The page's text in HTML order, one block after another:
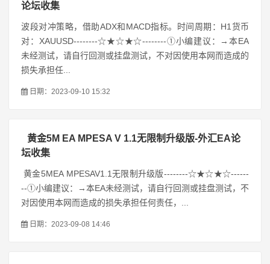
论坛收集
波段对冲策略，借助ADX和MACD指标。时间周期：H1货币
对：XAUUSD--------☆★☆★☆--------①小编建议：→本EA
未经测试，请自行回测或挂盘测试，不对因使用本网而造成的
损失承担任...
日期：2023-09-10 15:32
黄金5M EA MPESA V 1.1无限制升级版-外汇EA论
坛收集
黄金5MEA MPESAV1.1无限制升级版--------☆★☆★☆------
--①小编建议：→本EA未经测试，请自行回测或挂盘测试，不
对因使用本网而造成的损失承担任何责任，...
日期：2023-09-08 14:46